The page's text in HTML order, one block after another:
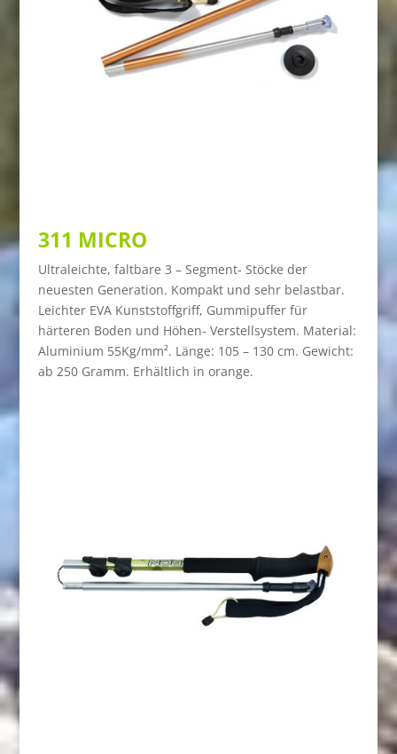
311 MICRO
Ultraleichte, faltbare 3 – Segment- Stöcke der
neuesten Generation. Kompakt und sehr belastbar.
Leichter EVA Kunststoffgriff, Gummipuffer für
härteren Boden und Höhen- Verstellsystem. Material:
Aluminium 55Kg/mm². Länge: 105 – 130 cm. Gewicht:
ab 250 Gramm. Erhältlich in orange.